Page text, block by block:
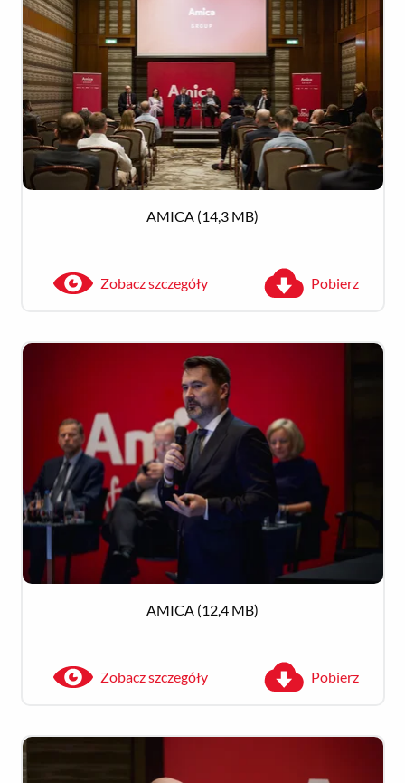
AMICA (14,3 MB)
Zobacz szczegóły Pobierz
Zobacz szczegóły Pobierz
AMICA (12,4 MB)
Zobacz szczegóły Pobierz
Zobacz szczegóły Pobierz